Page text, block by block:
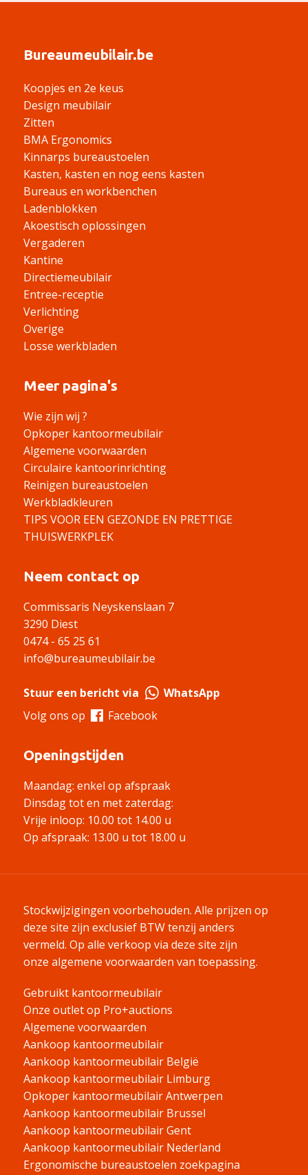
Bureaumeubilair.be
Koopjes en 2e keus
Design meubilair
Zitten
BMA Ergonomics
Kinnarps bureaustoelen
Kasten, kasten en nog eens kasten
Bureaus en workbenchen
Ladenblokken
Akoestisch oplossingen
Vergaderen
Kantine
Directiemeubilair
Entree-receptie
Verlichting
Overige
Losse werkbladen
Meer pagina's
Wie zijn wij ?
Opkoper kantoormeubilair
Algemene voorwaarden
Circulaire kantoorinrichting
Reinigen bureaustoelen
Werkbladkleuren
TIPS VOOR EEN GEZONDE EN PRETTIGE
THUISWERKPLEK
Neem contact op
Commissaris Neyskenslaan 7
3290 Diest
0474 - 65 25 61
info@bureaumeubilair.be
Stuur een bericht via
WhatsApp
Volg ons op
Facebook
Openingstijden
Maandag: enkel op afspraak
Dinsdag tot en met zaterdag:
Vrije inloop: 10.00 tot 14.00 u
Op afspraak: 13.00 u tot 18.00 u
Stockwijzigingen voorbehouden. Alle prijzen op
deze site zijn exclusief BTW tenzij anders
vermeld. Op alle verkoop via deze site zijn
onze algemene voorwaarden van toepassing.
Gebruikt kantoormeubilair
Onze outlet op Pro+auctions
Algemene voorwaarden
Aankoop kantoormeubilair
Aankoop kantoormeubilair België
Aankoop kantoormeubilair Limburg
Opkoper kantoormeubilair Antwerpen
Aankoop kantoormeubilair Brussel
Aankoop kantoormeubilair Gent
Aankoop kantoormeubilair Nederland
Ergonomische bureaustoelen zoekpagina